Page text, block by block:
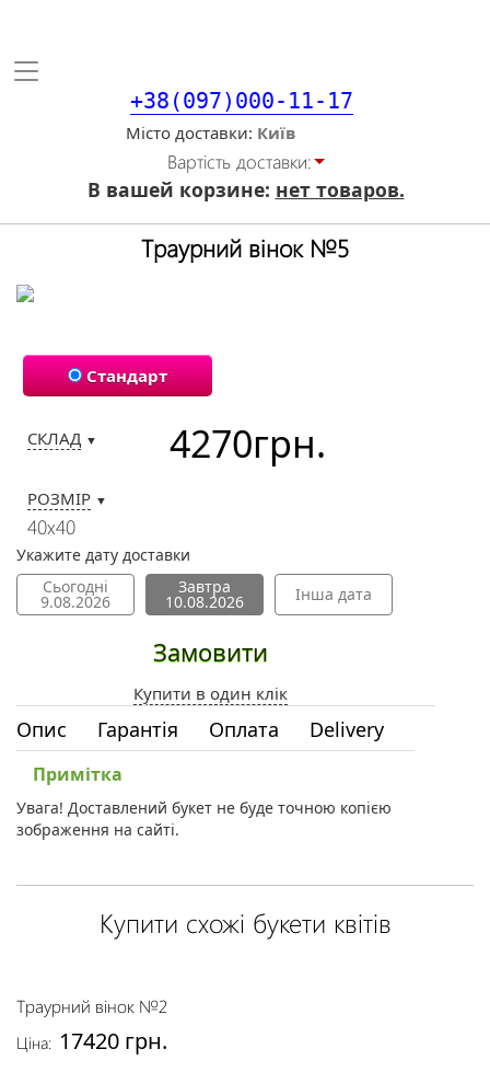
Toggle
+38(097)000-11-17
Місто доставки
Вартiсть доставки:
В вашей корзине: нет товаров.
Траурний вінок №5
Стандарт
СКЛАД ▼
РОЗМІР ▼
40х40
4270грн.
Укажите дату доставки
Сьогодні
9.08.2026
Завтра
10.08.2026 Інша дата
Замовити
Купити в один клік
Опис Гарантія Оплата Delivery
Примітка
Увага! Доставлений букет не буде точною копією
зображення на сайті.
Купити схожі букети квітів
Траурний вінок №2
Ціна: 17420 грн.